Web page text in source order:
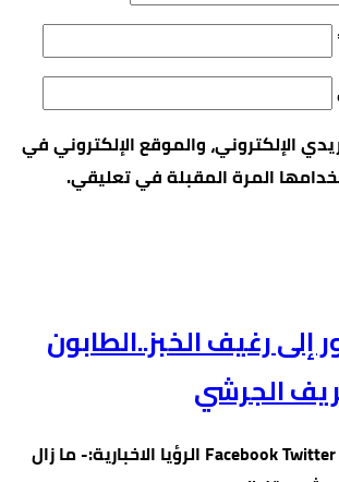
الإلكتروني، والموقع الإلكتروني في
المرة المقبلة في تعليقي.
إلى رغيف الخبز..الطابون
الجرشي
Facebook Twitter Pinterest LinkedIn الرؤيا الاخبارية:- ما زال